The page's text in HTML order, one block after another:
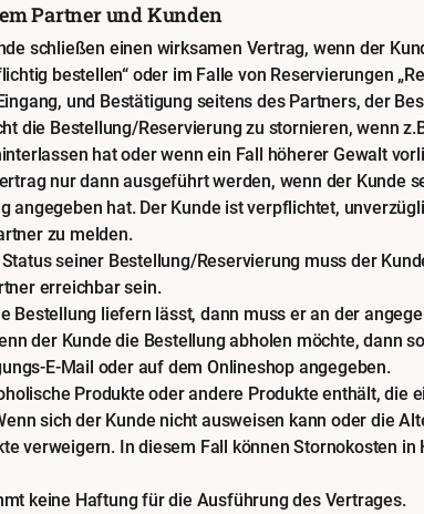
Partner und Kunden
schließen einen wirksamen Vertrag, wenn der
bestellen“ oder im Falle von Reservierungen
und Bestätigung seitens des Partners, der
die Bestellung/Reservierung zu stornieren, wenn
hat oder wenn ein Fall höherer Gewalt
nur dann ausgeführt werden, wenn der
angegeben hat. Der Kunde ist verpflichtet,
zu melden.
seiner Bestellung/Reservierung muss der
erreichbar sein.
Bestellung liefern lässt, dann muss er an der
der Kunde die Bestellung abholen möchte, dann
E-Mail oder auf dem Onlineshop angegeben.
Produkte oder andere Produkte enthält,
sich der Kunde nicht ausweisen kann oder die
verweigern. In diesem Fall können Stornokosten
keine Haftung für die Ausführung des Vertrages.